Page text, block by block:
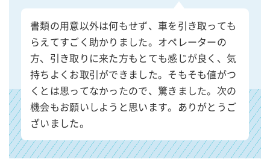
書類の用意以外は何もせず、車を引き取っても
らえてすごく助かりました。オペレーターの
方、引き取りに来た方もとても感じが良く、気
持ちよくお取引ができました。そもそも値がつ
くとは思ってなかったので、驚きました。次の
機会もお願いしようと思います。ありがとうご
ざいました。